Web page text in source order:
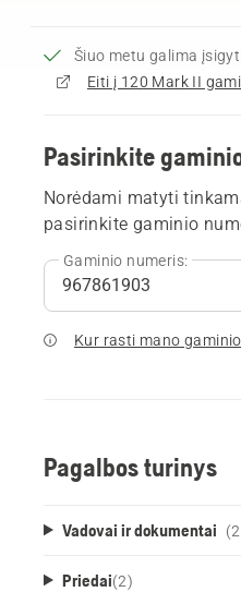
Šiuo metu galima
Eiti į 120 Mark II
Pasirinkite
Norėdami matyti
pasirinkite gaminio
Gaminio numeris:
Kur rasti mano
Pagalbos turinys
Vadovai ir dokumentai
Priedai(2)